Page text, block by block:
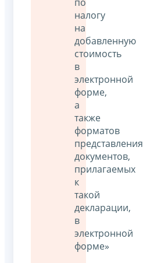
налогу
на
добавленную
стоимость
в
электронной
форме,
а
также
форматов
представления
документов,
прилагаемых
к
такой
декларации,
в
электронной
форме»